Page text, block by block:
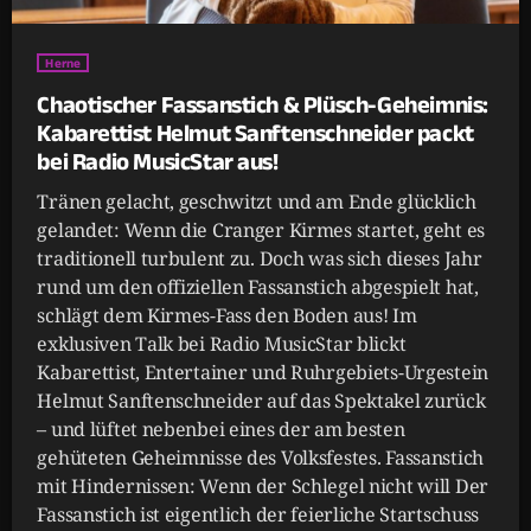
Herne
Chaotischer Fassanstich & Plüsch-Geheimnis:
Kabarettist Helmut Sanftenschneider packt
bei Radio MusicStar aus!
Tränen gelacht, geschwitzt und am Ende glücklich
gelandet: Wenn die Cranger Kirmes startet, geht es
traditionell turbulent zu. Doch was sich dieses Jahr
rund um den offiziellen Fassanstich abgespielt hat,
schlägt dem Kirmes-Fass den Boden aus! Im
exklusiven Talk bei Radio MusicStar blickt
Kabarettist, Entertainer und Ruhrgebiets-Urgestein
Helmut Sanftenschneider auf das Spektakel zurück
– und lüftet nebenbei eines der am besten
gehüteten Geheimnisse des Volksfestes. Fassanstich
mit Hindernissen: Wenn der Schlegel nicht will Der
Fassanstich ist eigentlich der feierliche Startschuss